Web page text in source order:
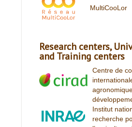
MultiCooLor
Research centers,
and Training centers
Centre de
Institut
recherche